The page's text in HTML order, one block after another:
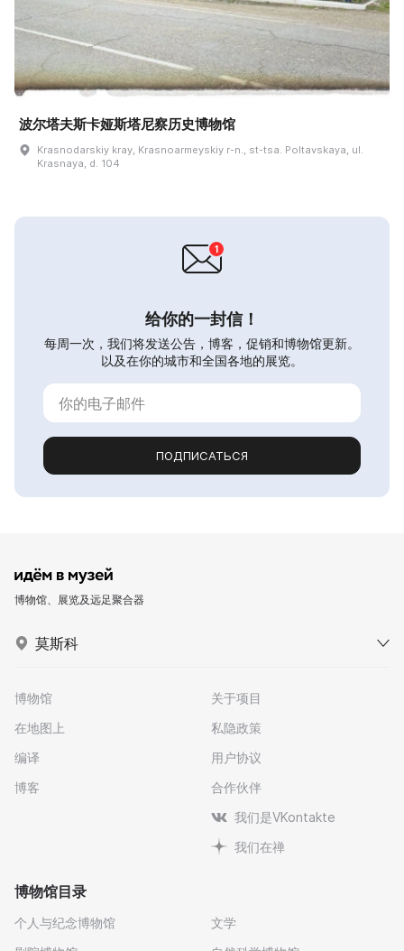
波尔塔夫斯卡娅斯塔尼察历史博物馆
Krasnodarskiy kray, Krasnoarmeyskiy r-n., st-tsa. Poltavskaya, ul.
Krasnaya, d. 104
给你的一封信！
每周一次，我们将发送公告，博客，促销和博物馆更新。
以及在你的城市和全国各地的展览。
ПОДПИСАТЬСЯ
博物馆、展览及远足聚合器
莫斯科
博物馆
在地图上
编译
博客
关于项目
私隐政策
用户协议
合作伙伴
我们是VKontakte
我们在禅
博物馆目录
个人与纪念博物馆
文学